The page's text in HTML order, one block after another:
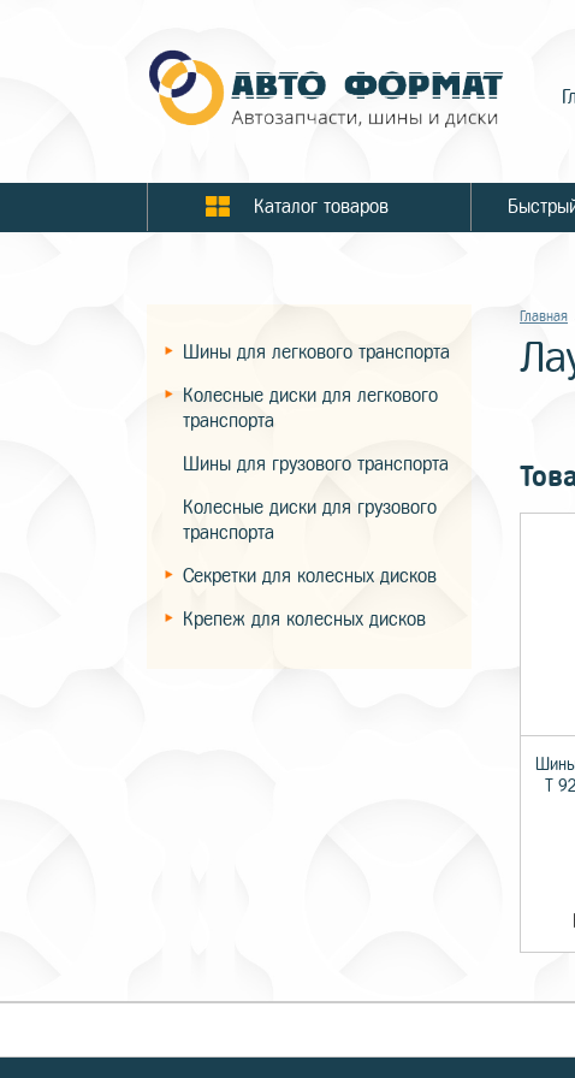
Каталог товаров
Шины для легкового транспорта
Колесные диски для легкового
транспорта
Шины для грузового транспорта
Колесные диски для грузового
транспорта
Секретки для колесных дисков
Крепеж для колесных дисков
Главная
T